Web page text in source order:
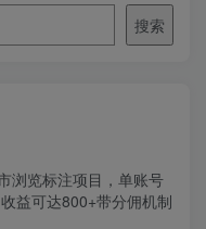
搜索
浏览标注项目，单账号
益可达800+带分佣机制